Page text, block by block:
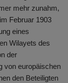
mehr zunahm,
Februar 1903
eines
Wilayets des
der
von europäischen
den Beteiligten